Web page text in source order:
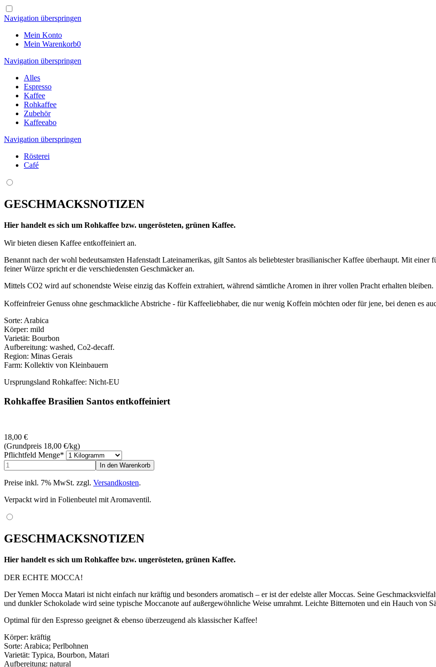
Navigation überspringen
Mein Konto
Mein Warenkorb0
Navigation überspringen
Alles
Espresso
Kaffee
Rohkaffee
Zubehör
Kaffeeabo
Navigation überspringen
Rösterei
Café
GESCHMACKSNOTIZEN
Hier handelt es sich um Rohkaffee bzw. ungerösteten, grünen Kaffee.
Wir bieten diesen Kaffee entkoffeiniert an.
Benannt nach der wohl bedeutsamsten Hafenstadt Lateinamerikas, gilt Santos als beliebtester brasilianischer Kaffee überhaupt. Mit
feiner Würze spricht er die verschiedensten Geschmäcker an.
Mittels CO2 wird auf schonendste Weise einzig das Koffein extrahiert, während sämtliche Aromen in ihrer vollen Pracht erhalten bleiben.
Koffeinfreier Genuss ohne geschmackliche Abstriche - für Kaffeeliebhaber, die nur wenig Koffein möchten oder für jene, bei denen es
Sorte: Arabica
Körper: mild
Varietät: Bourbon
Aufbereitung: washed, Co2-decaff.
Region: Minas Gerais
Farm: Kollektiv von Kleinbauern
Ursprungsland Rohkaffee: Nicht-EU
Rohkaffee Brasilien Santos entkoffeiniert
18,00 €
(Grundpreis 18,00 €/kg)
Pflichtfeld Menge*
Preise inkl. 7% MwSt. zzgl. Versandkosten.
Verpackt wird in Folienbeutel mit Aromaventil.
GESCHMACKSNOTIZEN
Hier handelt es sich um Rohkaffee bzw. ungerösteten, grünen Kaffee.
DER ECHTE MOCCA!
Der Yemen Mocca Matari ist nicht einfach nur kräftig und besonders aromatisch – er ist der edelste aller Moccas. Seine
und dunkler Schokolade wird seine typische Moccanote auf außergewöhnliche Weise umrahmt. Leichte Bitternoten und ein Hauch von
Optimal für den Espresso geeignet & ebenso überzeugend als klassischer Kaffee!
Körper: kräftig
Sorte: Arabica; Perlbohnen
Varietät: Typica, Bourbon, Matari
Aufbereitung: natural